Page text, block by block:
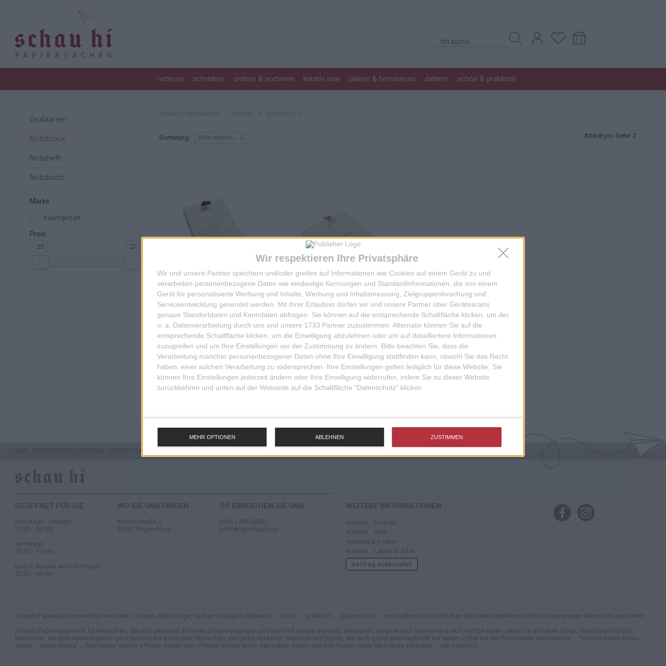
Wir respektieren Ihre Privatsphäre
Wir und unsere Partner speichern und/oder greifen auf Informationen wie Cookies auf einem Gerät zu und
verarbeiten personenbezogene Daten wie eindeutige Kennungen und Standardinformationen, die von einem
Gerät für personalisierte Werbung und Inhalte, Werbung und Inhaltsmessung, Zielgruppenforschung und
Serviceentwicklung gesendet werden.
Mit Ihrer Erlaubnis dürfen wir und unsere Partner über Gerätescans
genaue Standortdaten und Kenndaten abfragen. Sie können auf die entsprechende Schaltfläche klicken, um der
o. a. Datenverarbeitung durch uns und unsere 1733 Partner zuzustimmen. Alternativ können Sie auf die
entsprechende Schaltfläche klicken, um die Einwilligung abzulehnen oder um auf detailliertere Informationen
zuzugreifen und um Ihre Einstellungen vor der Zustimmung zu ändern.
Bitte beachten Sie, dass die
Verarbeitung mancher personenbezogener Daten ohne Ihre Einwilligung stattfinden kann, obwohl Sie das Recht
haben, einer solchen Verarbeitung zu widersprechen. Ihre Einstellungen gelten lediglich für diese Website. Sie
können Ihre Einstellungen jederzeit ändern oder Ihre Einwilligung widerrufen, indem Sie zu dieser Website
zurückkehren und unten auf der Webseite auf die Schaltfläche "Datenschutz" klicken.
MEHR OPTIONEN ABLEHNEN ZUSTIMMEN
notieren schreiben ordnen & sortieren kreativ sein planen & terminieren daheim schön & praktisch
FÜLLER
FOTOALBUM
BÜROZUBEHÖR
STEMPEL
ROTERFADEN TASCHENBEGLEITER
KERZEN
SIDEBYSIDE
UNTERSETZER HOLZPOST
360 GRAD SACHEN
Grußkarten
Notizblock
Notizheft
Notizbuch
Marke
Raumgestalt
Preis
25 27
Sortierung: Bitte wählen Artikel pro Seite: 2
NOTIZBLOCK CLOUD
NAIL/WOLKENNAGEL
26,50 EUR
IN DIE KISTE
NOTIZBLOCK LOVE
NAIL/HERZNAGEL
24,50 EUR
1 - 2 von 2 Artikeln
GEÖFFNET FÜR SIE
dienstags - freitags
10.30 - 18 Uhr
samstags
10.30 - 16 Uhr
und im August auch montags
10.30 - 18 Uhr
WO SIE UNS FINDEN
Wahlenstraße 1
93047 Regensburg
SO ERREICHEN SIE UNS
0941 / 58612350
kontakt@schauhi.de
WEITERE INFORMATIONEN
schauhi... Kontakt
schauhi... Idee
Versand & Kosten
schauhi... Laden & Jobs
Vertrag widerrufen
schauhi Papiersachen verfolgt eine Idee. Die Idee, dass Dinge, Sachen im täglich Gebrauch ... schön ... praktisch ... ganz einfach ... sein sollen und ein bißchen die Seele berühren dürfen und bei einigen Menschen auch mehr.
schauhi Papiersachen ist für Menschen, die sich gerne mit schönen Dingen umgeben und auch mit diesen arbeiten. Menschen, die praktisch denken und sich nichts kaufen, damit sie es haben (oh je, manchmal schon!).
Menschen, die sich etwas Eigenes ganz besonders wünschen. Menschen, die gerne anfassen, berühren und fühlen, die auch gerne eine Nachricht auf einem Zettel auf der Türschwelle hinterlassen ... "komme heute etwas
später ... Bussi Mama" ... Menschen, die mit offenen Augen und offenen Sinnen durch das Leben gehen und sich freuen, wenn sie Freude schenken ... ganz einfach ...